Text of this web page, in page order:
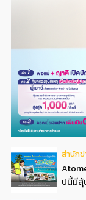
สํานักข่
ปนี้มีลุ้